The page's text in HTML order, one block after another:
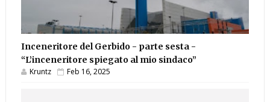
Inceneritore del Gerbido - parte sesta -
“L’inceneritore spiegato al mio sindaco”
Kruntz Feb 16, 2025